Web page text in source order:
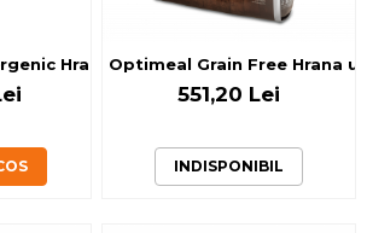
Hrana uscata caini adulti de talie
Optimeal Grain Free Hrana
551,20 Lei
INDISPONIBIL